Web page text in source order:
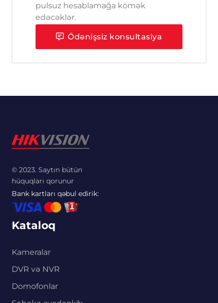
pulsuz hesablamağa kömək
edəcəklər.
Ödənişsiz konsultasiya
© 2023. Saytın bütün
hüquqları qorunur
Bank kartları qəbul edirik:
Kataloq
Kameralar
DVR və NVR
Domofonlar